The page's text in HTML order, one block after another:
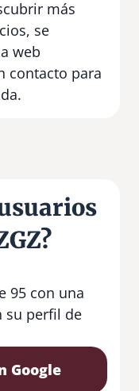
más
se
web
contacto para
95 con una
su perfil de
Google